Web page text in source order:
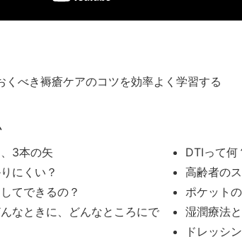
くべき褥瘡ケアのコツを効率よく学習する
3本の矢
にくい？
てできるの？
なときに、どんなところにで
DTIって何
高齢者の
ポケット
湿潤療法
ドレッシ